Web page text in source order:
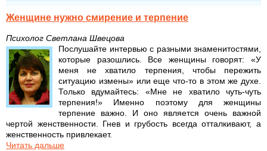
Женщине нужно смирение и терпение
Психолог Светлана Швецова
Послушайте интервью с разными знаменитостями,
которые разошлись. Все женщины говорят: «У
меня не хватило терпения, чтобы пережить
ситуацию измены» или еще что-то в этом же духе.
Только вдумайтесь: «Мне не хватило чуть-чуть
терпения!» Именно поэтому для женщины
терпение важно. И оно является очень важной
чертой женственности. Гнев и грубость всегда отталкивают, а
женственность привлекает.
Читать дальше